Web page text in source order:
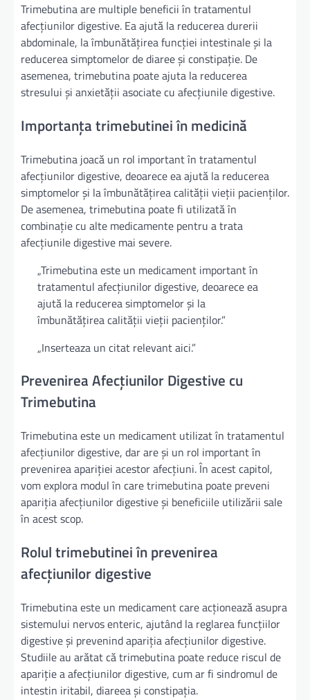
Trimebutina are multiple beneficii în tratamentul
afecțiunilor digestive. Ea ajută la reducerea durerii
abdominale, la îmbunătățirea funcției intestinale și la
reducerea simptomelor de diaree și constipație. De
asemenea, trimebutina poate ajuta la reducerea
stresului și anxietății asociate cu afecțiunile digestive.
Importanța trimebutinei în medicină
Trimebutina joacă un rol important în tratamentul
afecțiunilor digestive, deoarece ea ajută la reducerea
simptomelor și la îmbunătățirea calității vieții pacienților.
De asemenea, trimebutina poate fi utilizată în
combinație cu alte medicamente pentru a trata
afecțiunile digestive mai severe.
„Trimebutina este un medicament important în
tratamentul afecțiunilor digestive, deoarece ea
ajută la reducerea simptomelor și la
îmbunătățirea calității vieții pacienților.”
„Inserteaza un citat relevant aici.”
Prevenirea Afecțiunilor Digestive cu
Trimebutina
Trimebutina este un medicament utilizat în tratamentul
afecțiunilor digestive, dar are și un rol important în
prevenirea apariției acestor afecțiuni. În acest capitol,
vom explora modul în care trimebutina poate preveni
apariția afecțiunilor digestive și beneficiile utilizării sale
în acest scop.
Rolul trimebutinei în prevenirea
afecțiunilor digestive
Trimebutina este un medicament care acționează asupra
sistemului nervos enteric, ajutând la reglarea funcțiilor
digestive și prevenind apariția afecțiunilor digestive.
Studiile au arătat că trimebutina poate reduce riscul de
apariție a afecțiunilor digestive, cum ar fi sindromul de
intestin iritabil, diareea și constipația.